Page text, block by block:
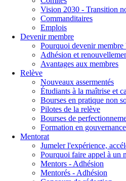
Vision 2030 - Transition
Commanditaires
Emplois
Devenir membre
Pourquoi devenir membre
Adhésion et
Avantages aux membres
Relève
Nouveaux assermentés
Étudiants à la maîtrise et
Bourses en pratique non
Pilotes de la relève
Bourses de
Formation en gouvernance
Mentorat
Jumeler l'expérience,
Pourquoi faire appel à un
Mentors - Adhésion
Mentorés - Adhésion